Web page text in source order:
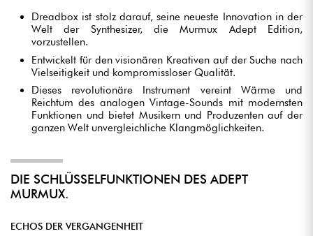
Dreadbox ist stolz darauf, seine neueste Innovation in der
Welt der Synthesizer, die Murmux Adept Edition,
vorzustellen.
Entwickelt für den visionären Kreativen auf der Suche nach
Vielseitigkeit und kompromissloser Qualität.
Dieses revolutionäre Instrument vereint Wärme und
Reichtum des analogen Vintage-Sounds mit modernsten
Funktionen und bietet Musikern und Produzenten auf der
ganzen Welt unvergleichliche Klangmöglichkeiten.
DIE SCHLÜSSELFUNKTIONEN DES ADEPT
MURMUX.
ECHOS DER VERGANGENHEIT